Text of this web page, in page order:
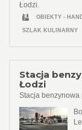
Łodzi.
OBIEKTY -
SZLAK KULINARNY
Stacja
Łodzi
Stacja benzynowa